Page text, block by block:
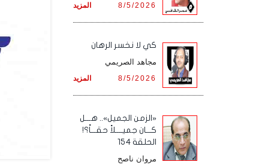
المزيد 8/5/2026
كي لا نخسر الرهان
مجاهد الصريمي
المزيد 8/5/2026
«الزمن الجميل».. هـــل
كـــان جميــــلاً حقـــاً؟!
الحلقة 154
مروان ناصح